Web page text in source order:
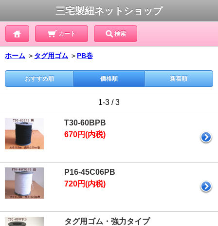
三宅製紐ネットショップ
カート 検索
ホーム ＞ タグ用ゴム ＞ PB巻
おすすめ順 価格順 新着順
1-3 / 3
T30-60BPB
670円(内税)
P16-45C06PB
720円(内税)
タグ用ゴム・強力タイプ